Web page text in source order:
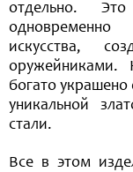
отдельно.
одновременно
искусства,
богато
уникальной
стали.
Все в этом